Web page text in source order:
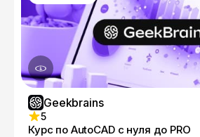
Geekbrains
5
Курс по AutoCAD с нуля до PRO